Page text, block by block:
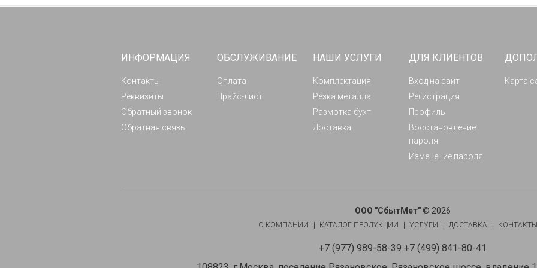
ИНФОРМАЦИЯ
Контакты
Реквизиты
Обратный звонок
Обратная связь
ОБСЛУЖИВАНИЕ
Оплата
Прайс-лист
НАШИ УСЛУГИ
Комплектация
Резка металла
Размотка бухт
Доставка
ДЛЯ КЛИЕНТОВ
Вход на сайт
Регистрация
Профиль
Восстановление
пароля
Изменение пароля
Карта
ООО "СбытМет"© 2026
О КОМПАНИИ КАТАЛОГ ПРОДУКЦИИ УСЛУГИ ДОСТАВКА КОНТАКТЫ
+7 (977) 989-58-39 +7 (499) 841-80-41